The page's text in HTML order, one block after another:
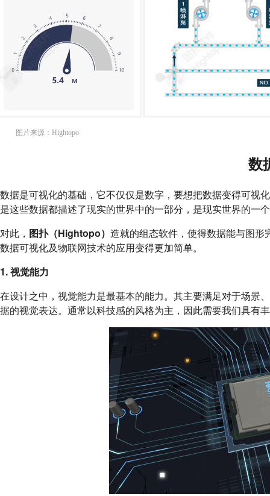
图片来源：Hightopo
数
数据是可视化的基础，它不仅仅是数字，要想把数据变得可视
是这些数据都描述了现实的世界中的一部分，是现实世界的一
对此， 图扑（Hightopo） 造就的组态软件，使得数据能与图
数据可视化及物联网技术的应用变得更加简单。
1. 视觉能力
在设计之中，视觉能力是最基本的能力。其主要满足对于场景
据的视觉表达。通常以科技感的风格为主，因此需要我们具有